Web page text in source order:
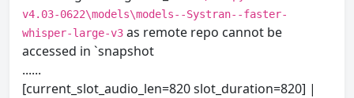
v4.03-0622\models\models--Systran--faster-
whisper-large-v3 as remote repo cannot be
accessed in `snapshot
......
[current_slot_audio_len=820 slot_duration=820] |